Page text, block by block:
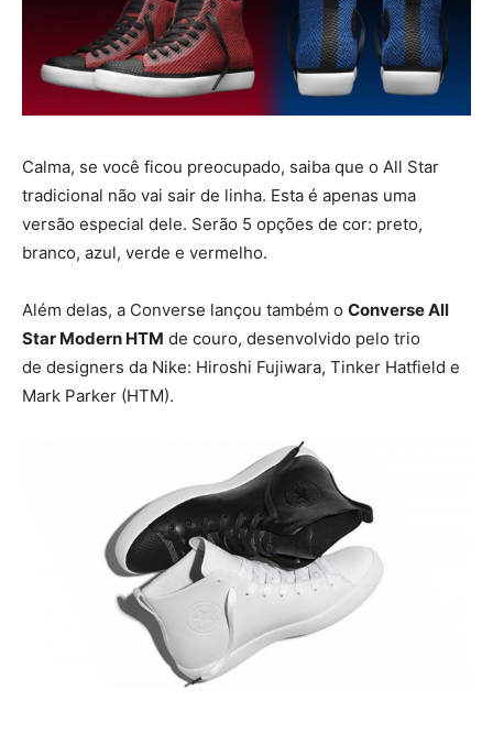
Calma, se você ficou preocupado, saiba que o All Star
tradicional não vai sair de linha. Esta é apenas uma
versão especial dele. Serão 5 opções de cor: preto,
branco, azul, verde e vermelho.
Além delas, a Converse lançou também o Converse All
Star Modern HTM de couro, desenvolvido pelo trio
de designers da Nike: Hiroshi Fujiwara, Tinker Hatfield e
Mark Parker (HTM).